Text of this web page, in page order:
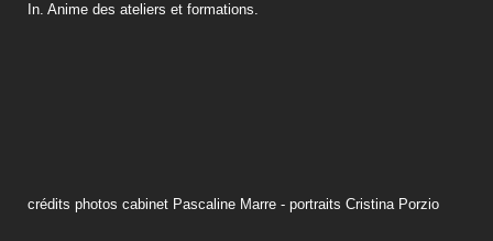
In. Anime des ateliers et formations.
crédits photos cabinet Pascaline Marre - portraits Cristina Porzio